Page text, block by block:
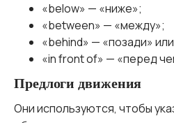
«below» — «ниже»;
«between» — «между»;
«behind» — «позади»
«in front of» — «перед
Предлоги движения
Они используются, чтобы